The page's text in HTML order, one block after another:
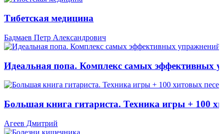
Тибетская медицина
Бадмаев Петр Александрович
Идеальная попа. Комплекс самых эффективных
Большая книга гитариста. Техника игры + 100
Агеев Дмитрий